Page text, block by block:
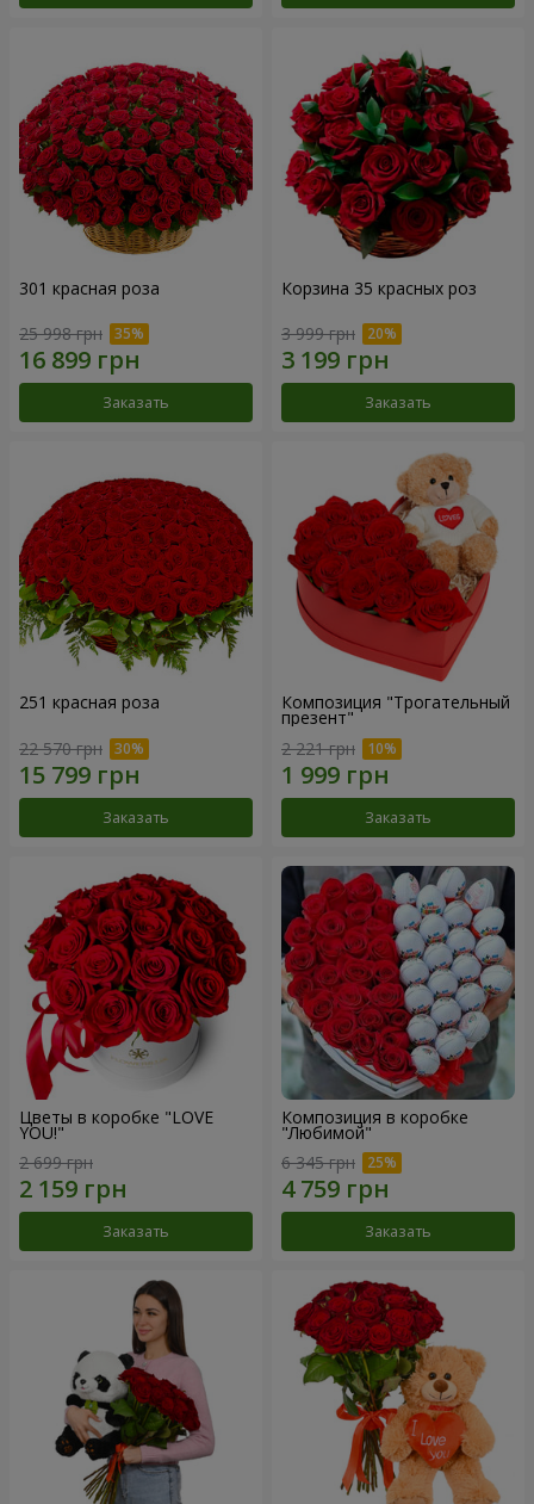
301 красная роза
25 998 грн
Заказать
Корзина 35 красных роз
3 999 грн
Заказать
251 красная роза
22 570 грн
Заказать
Композиция "Трогательный
презент"
2 221 грн
Заказать
Цветы в коробке "LOVE
YOU!"
2 699 грн
Заказать
Композиция в коробке
"Любимой"
6 345 грн
Заказать